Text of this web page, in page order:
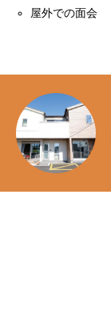
屋外での面会